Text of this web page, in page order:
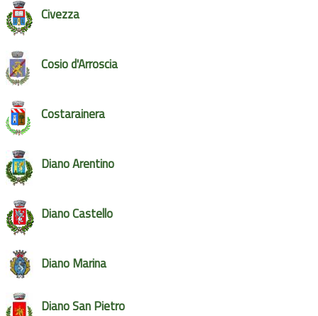
Civezza
Cosio d'Arroscia
Costarainera
Diano Arentino
Diano Castello
Diano Marina
Diano San Pietro